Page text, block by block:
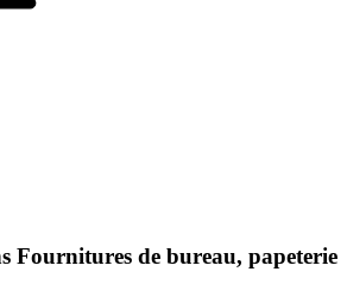
Fournitures de bureau, papeterie